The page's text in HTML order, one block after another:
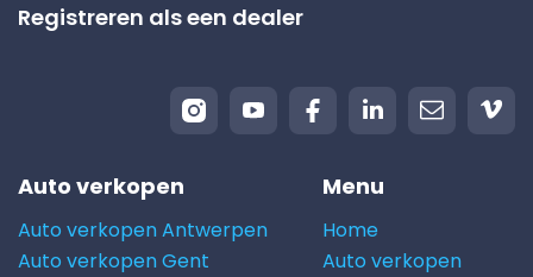
Registreren als een dealer
Auto verkopen
Auto verkopen Antwerpen
Auto verkopen Gent
Menu
Home
Auto verkopen